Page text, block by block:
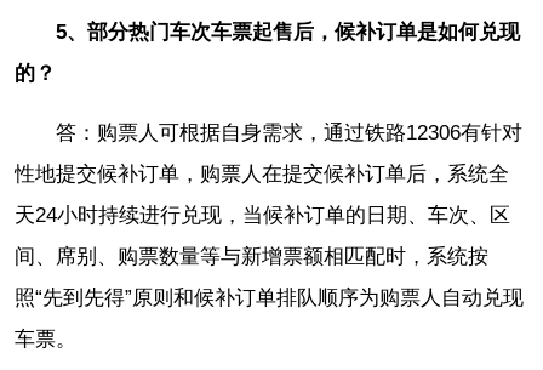
5、部分热门车次车票起售后，候补订单是如何兑现
的？
答：购票人可根据自身需求，通过铁路12306有针对
性地提交候补订单，购票人在提交候补订单后，系统全
天24小时持续进行兑现，当候补订单的日期、车次、区
间、席别、购票数量等与新增票额相匹配时，系统按
照“先到先得”原则和候补订单排队顺序为购票人自动兑现
车票。